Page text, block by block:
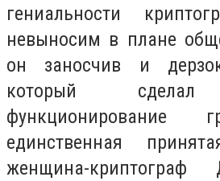
гениальности
невыносим в плане
он заносчив и
который сделал
функционирование
единственная
женщина-